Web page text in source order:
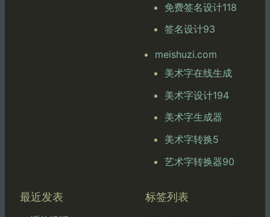
免费签名设计118
签名设计93
meishuzi.com
美术字在线生成
美术字设计194
美术字生成器
美术字转换5
艺术字转换器90
最近发表 标签列表